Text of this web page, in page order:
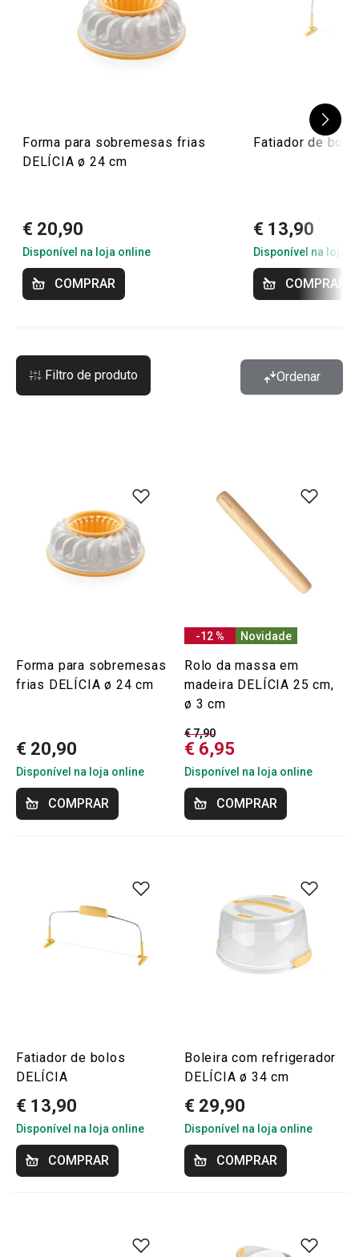
Forma para sobremesas frias
DELÍCIA ø 24 cm
€ 20,90
Disponível na loja online
COMPRAR
Fatiador de
€ 13,90
Disponível na loja
COMPRAR
Filtro de produto Ordenar
Forma para sobremesas
frias DELÍCIA ø 24 cm
€ 20,90
Disponível na loja online
COMPRAR
-12 % Novidade
Rolo da massa em
madeira DELÍCIA 25 cm,
ø 3 cm
€ 7,90
€ 6,95
Disponível na loja online
COMPRAR
Fatiador de bolos
DELÍCIA
€ 13,90
Disponível na loja online
COMPRAR
Boleira com refrigerador
DELÍCIA ø 34 cm
€ 29,90
Disponível na loja online
COMPRAR